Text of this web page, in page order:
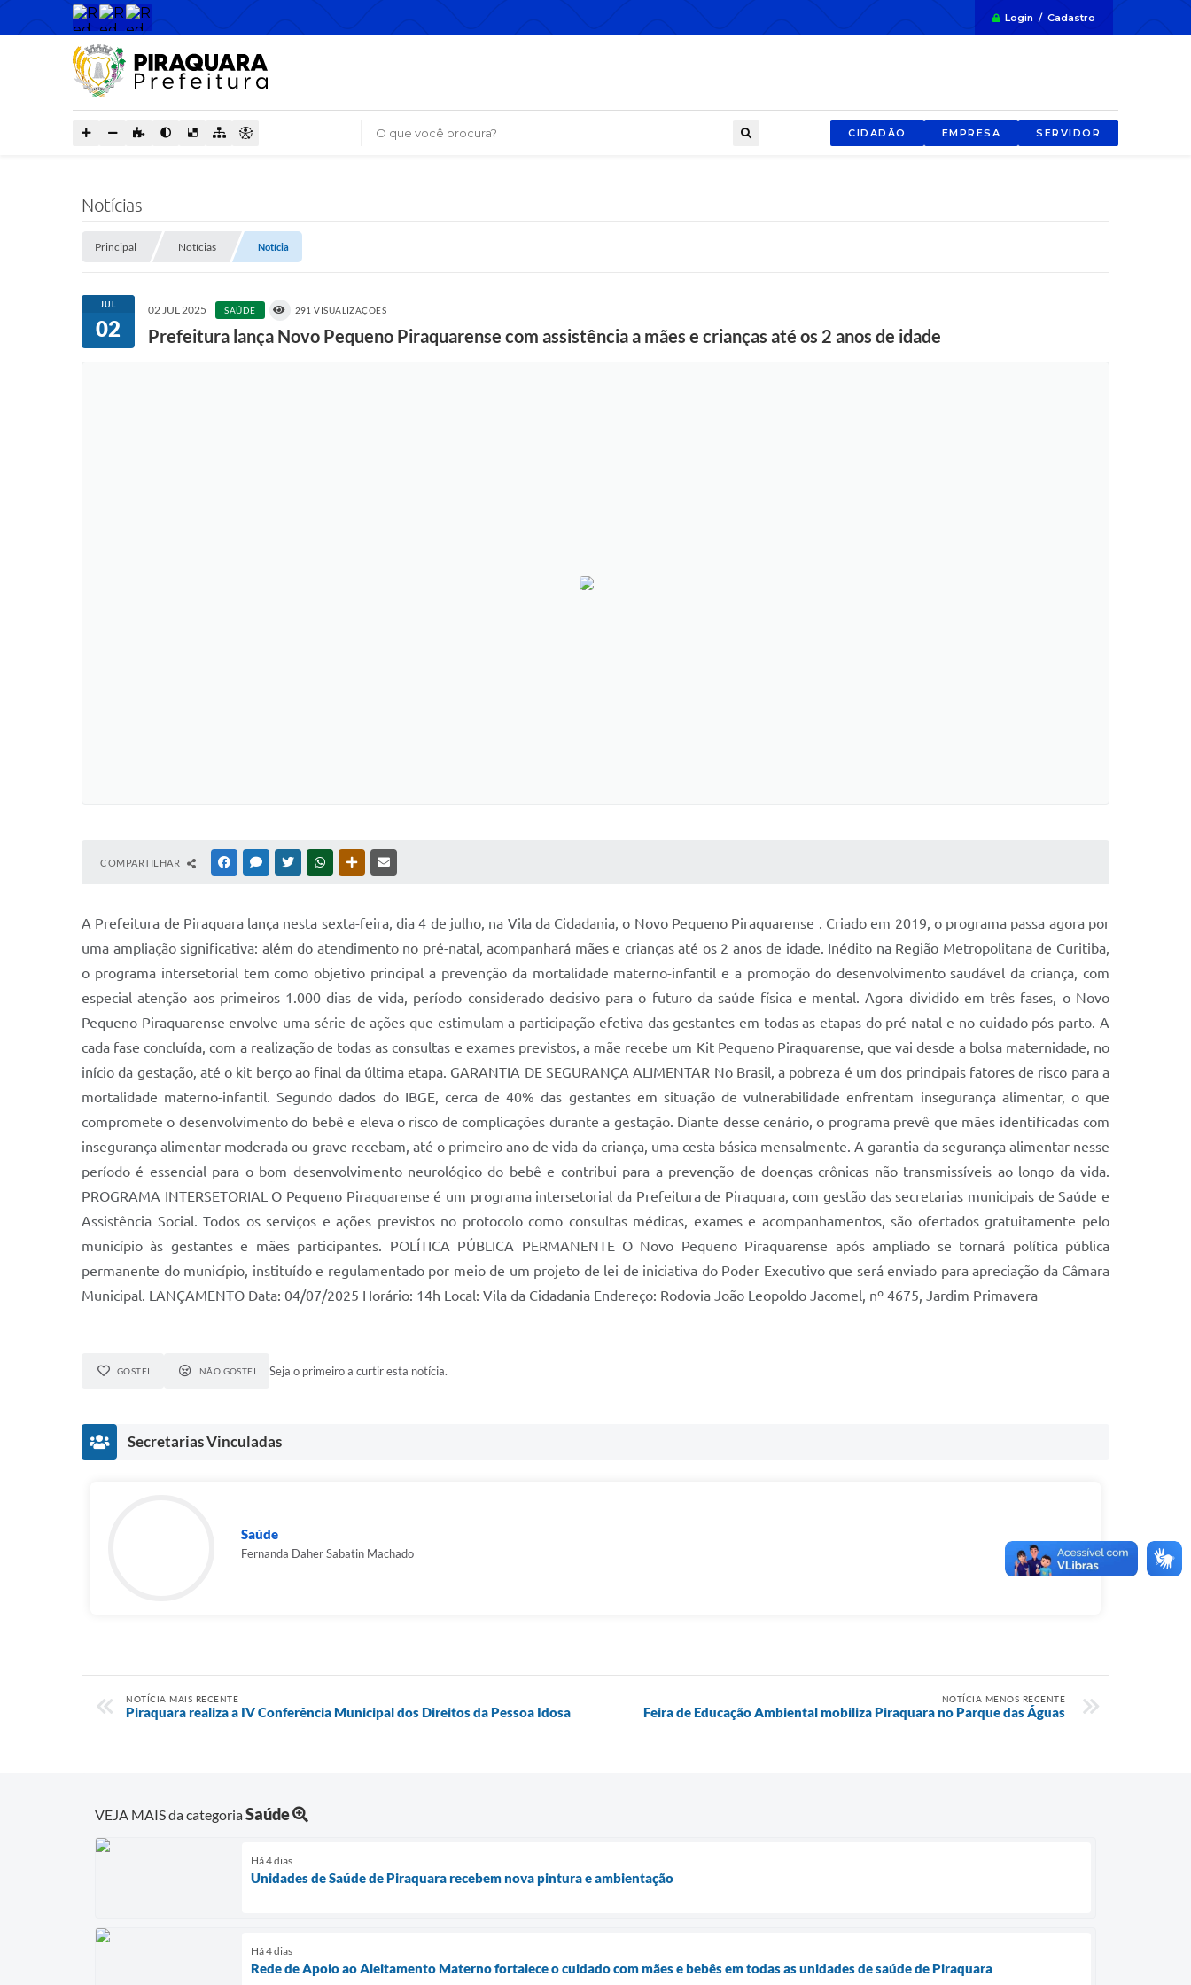
Login / Cadastro
O que você procura? CIDADÃO EMPRESA SERVIDOR
Notícias
Principal Notícias Notícia
JUL
02
02 JUL 2025 SAÚDE 291 VISUALIZAÇÕES
Prefeitura lança Novo Pequeno Piraquarense com assistência a mães e crianças até os 2 anos de idade
COMPARTILHAR FACEBOOKMESSENGER
TWITTERWHATSAPPOUTRAS MÍDIAS
A Prefeitura de Piraquara lança nesta sexta-feira, dia 4 de julho, na Vila da Cidadania, o Novo Pequeno Piraquarense . Criado em 2019, o programa passa agora por
uma ampliação significativa: além do atendimento no pré-natal, acompanhará mães e crianças até os 2 anos de idade. Inédito na Região Metropolitana de Curitiba,
o programa intersetorial tem como objetivo principal a prevenção da mortalidade materno-infantil e a promoção do desenvolvimento saudável da criança, com
especial atenção aos primeiros 1.000 dias de vida, período considerado decisivo para o futuro da saúde física e mental. Agora dividido em três fases, o Novo
Pequeno Piraquarense envolve uma série de ações que estimulam a participação efetiva das gestantes em todas as etapas do pré-natal e no cuidado pós-parto. A
cada fase concluída, com a realização de todas as consultas e exames previstos, a mãe recebe um Kit Pequeno Piraquarense, que vai desde a bolsa maternidade, no
início da gestação, até o kit berço ao final da última etapa. GARANTIA DE SEGURANÇA ALIMENTAR No Brasil, a pobreza é um dos principais fatores de risco para a
mortalidade materno-infantil. Segundo dados do IBGE, cerca de 40% das gestantes em situação de vulnerabilidade enfrentam insegurança alimentar, o que
compromete o desenvolvimento do bebê e eleva o risco de complicações durante a gestação. Diante desse cenário, o programa prevê que mães identificadas com
insegurança alimentar moderada ou grave recebam, até o primeiro ano de vida da criança, uma cesta básica mensalmente. A garantia da segurança alimentar nesse
período é essencial para o bom desenvolvimento neurológico do bebê e contribui para a prevenção de doenças crônicas não transmissíveis ao longo da vida.
PROGRAMA INTERSETORIAL O Pequeno Piraquarense é um programa intersetorial da Prefeitura de Piraquara, com gestão das secretarias municipais de Saúde e
Assistência Social. Todos os serviços e ações previstos no protocolo como consultas médicas, exames e acompanhamentos, são ofertados gratuitamente pelo
município às gestantes e mães participantes. POLÍTICA PÚBLICA PERMANENTE O Novo Pequeno Piraquarense após ampliado se tornará política pública
permanente do município, instituído e regulamentado por meio de um projeto de lei de iniciativa do Poder Executivo que será enviado para apreciação da Câmara
Municipal. LANÇAMENTO Data: 04/07/2025 Horário: 14h Local: Vila da Cidadania Endereço: Rodovia João Leopoldo Jacomel, nº 4675, Jardim Primavera
GOSTEI NÃO GOSTEI Seja o primeiro a curtir esta notícia.
Secretarias Vinculadas
Saúde
Fernanda Daher Sabatin Machado
NOTÍCIA MAIS RECENTE
Piraquara realiza a IV Conferência Municipal dos Direitos da Pessoa Idosa
NOTÍCIA MENOS RECENTE
Feira de Educação Ambiental mobiliza Piraquara no Parque das Águas
VEJA MAIS da categoriaSaúde
Há 4 dias
Unidades de Saúde de Piraquara recebem nova pintura e ambientação
Há 4 dias
Rede de Apoio ao Aleitamento Materno fortalece o cuidado com mães e bebês em todas as unidades de saúde de Piraquara